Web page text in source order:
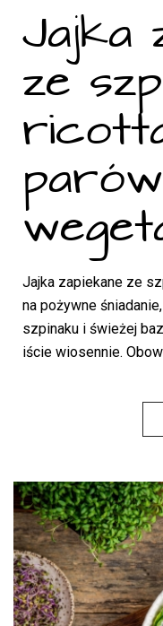
Jajka
ze
Jajka zapiekane ze
na pożywne
szpinaku i świeżej
iście wiosennie.